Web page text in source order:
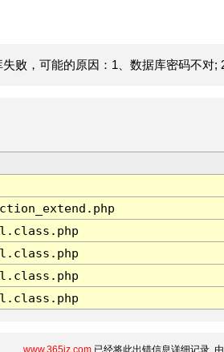
败，可能的原因：1、数据库密码不对;